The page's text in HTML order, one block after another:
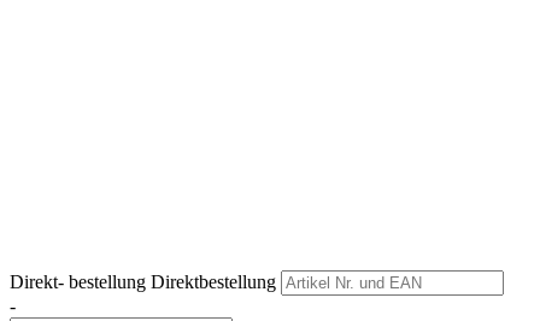
Direkt- bestellung Direktbestellung
-